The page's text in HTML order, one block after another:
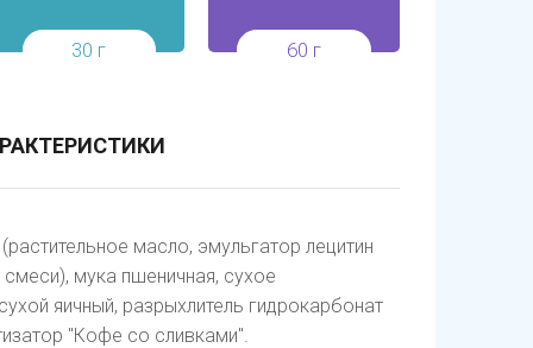
30 г 60 г
масло, эмульгатор лецитин
мука пшеничная, сухое
яичный, разрыхлитель гидрокарбонат
"Кофе со сливками".